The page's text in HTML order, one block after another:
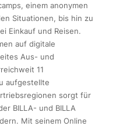
einem anonymen
Situationen, bis hin zu
Einkauf und Reisen.
auf digitale
Aus- und
11
aufgestellte
sorgt für
BILLA- und BILLA
Mit seinem Online